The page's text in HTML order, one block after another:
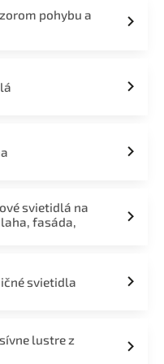
pohybu a
svietidlá na
fasáda,
svietidla
lustre z